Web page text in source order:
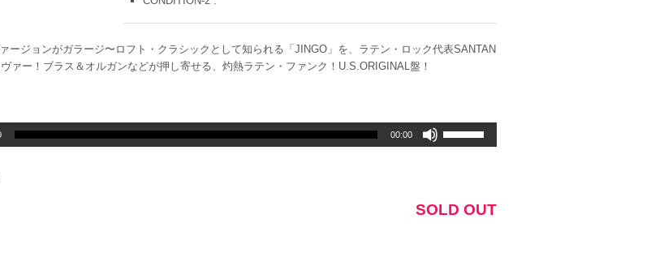
ージョンがガラージ〜ロフト・クラシックとして知られる「JINGO」を、ラテン・ロック代表SANTAN
ァー！ブラス＆オルガンなどが押し寄せる、灼熱ラテン・ファンク！U.S.ORIGINAL盤！
00:00
ボ
リ
調
SOLD OUT